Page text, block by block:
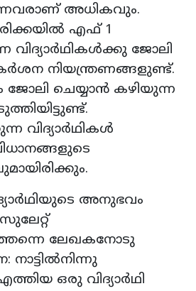
അധികവും.
എഫ് 1
വിദ്യാർഥികൾക്കു ജോലി
നിയന്ത്രണങ്ങളുണ്ട്.
ജോലി ചെയ്യാൻ കഴിയുന്ന
വിദ്യാർഥികൾ
അനുഭവം
ലേഖകനോടു
ഒരു വിദ്യാർഥി